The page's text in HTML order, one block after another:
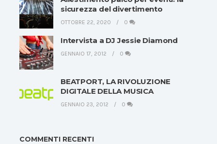
sicurezza del divertimento
OTTOBRE 22, 2020 0
Intervista a DJ Jessie Diamond
GENNAIO 17, 2012 0
BEATPORT, LA RIVOLUZIONE
DIGITALE DELLA MUSICA
GENNAIO 23, 2012 0
COMMENTI RECENTI